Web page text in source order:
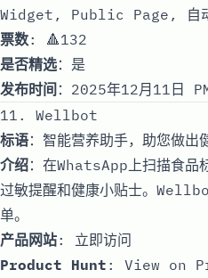
Widget, Public Page, 自动
票数: 🔺132
是否精选：是
发布时间 ：2025年12月11日
11. Wellbot
标语：智能营养助手，助您做出
介绍：在WhatsApp上扫描食品
过敏提醒和健康小贴士。
单。
产品网站: 立即访问
Product Hunt : View on